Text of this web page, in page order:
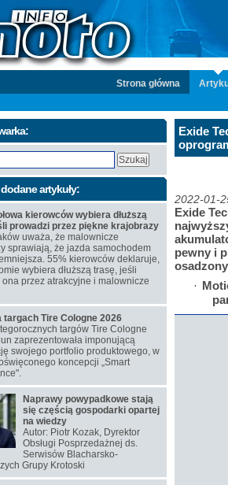
Strona główna
Exide
2022-01-
Exide
pewny i
·
artykuły:
kierowców wybiera dłuższą
prowadzi przez piękne krajobrazy
uważa, że malownicze
sprawiają, że jazda samochodem
55% kierowców deklaruje,
wybiera dłuższą trasę, jeśli
przez atrakcyjne i malownicze
targach Tire Cologne 2026
targów Tire Cologne
zaprezentowała imponującą
swojego portfolio produktowego, w
koncepcji „Smart
Naprawy powypadkowe stają
się częścią gospodarki opartej
na wiedzy
Autor: Piotr Kozak, Dyrektor
Obsługi Posprzedażnej ds.
Serwisów Blacharsko-
Grupy Krotoski